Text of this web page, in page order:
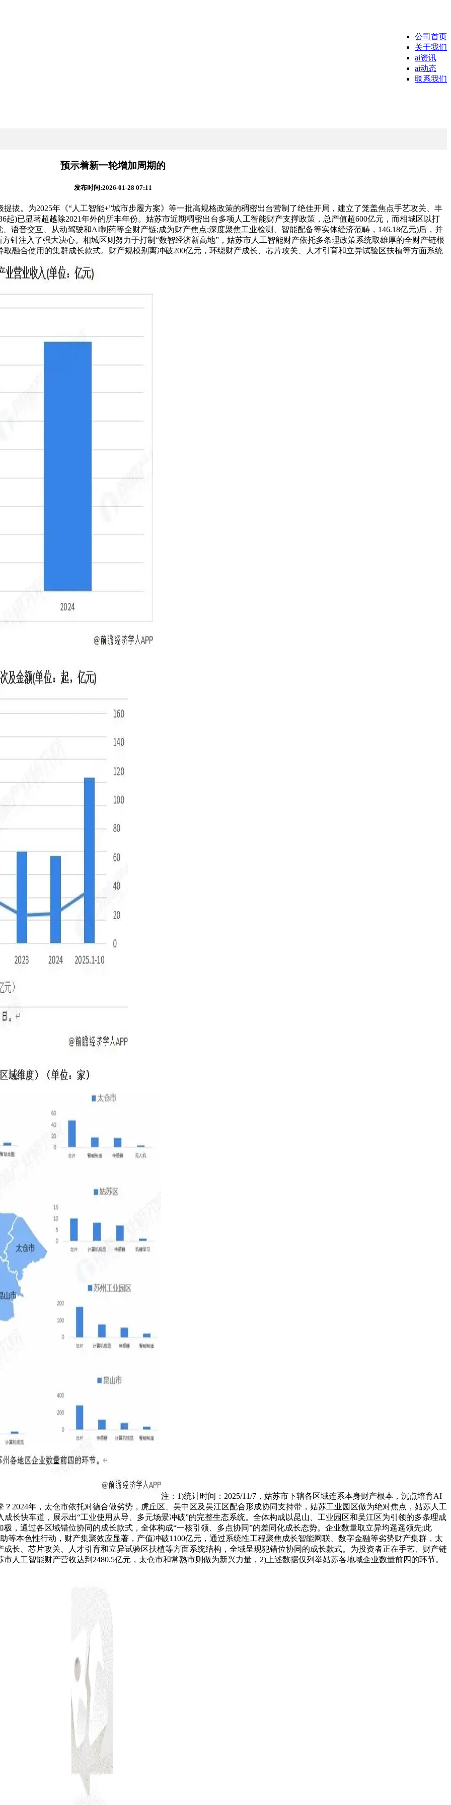
公司首页
关于我们
ai资讯
ai动态
联系我们
预示着新一轮增加周期的
发布时间:2026-01-28 07:11
。为2025年《“人工智能+”城市步履方案》等一批高规格政策的稠密出台营制了绝佳开局，建立了笼盖焦点手艺攻关、丰
)已显著超越除2021年外的所丰年份。姑苏市近期稠密出台多项人工智能财产支撑政策，总产值超600亿元，而相城区以打
语音交互、从动驾驶和AI制药等全财产链;成为财产焦点;深度聚焦工业检测、智能配备等实体经济范畴，146.18亿元)后，并
针注入了强大决心。相城区则努力于打制“数智经济新高地”，姑苏市人工智能财产依托多条理政策系统取雄厚的全财产链根
融合使用的集群成长款式。财产规模别离冲破200亿元，环绕财产成长、芯片攻关、人才引育和立异试验区扶植等方面系统
注：1)统计时间：2025/11/7，姑苏市下辖各区域连系本身财产根本，沉点培育AI
2024年，太仓市依托对德合做劣势，虎丘区、吴中区及吴江区配合形成协同支持带，姑苏工业园区做为绝对焦点，姑苏人工
长快车道，展示出“工业使用从导、多元场景冲破”的完整生态系统。全体构成以昆山、工业园区和吴江区为引领的多条理成
，通过各区域错位协同的成长款式，全体构成“一核引领、多点协同”的差同化成长态势。企业数量取立异均遥遥领先;此
等本色性行动，财产集聚效应显著，产值冲破1100亿元，通过系统性工程聚焦成长智能网联、数字金融等劣势财产集群，太
长、芯片攻关、人才引育和立异试验区扶植等方面系统结构，全域呈现犯错位协同的成长款式。为投资者正在手艺、财产链
人工智能财产营收达到2480.5亿元，太仓市和常熟市则做为新兴力量，2)上述数据仅列举姑苏各地域企业数量前四的环节。